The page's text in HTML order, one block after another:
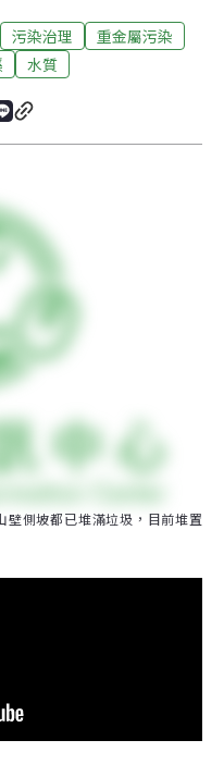
污染治理
重金屬污染
水質
壁側坡都已堆滿垃圾，目前堆置